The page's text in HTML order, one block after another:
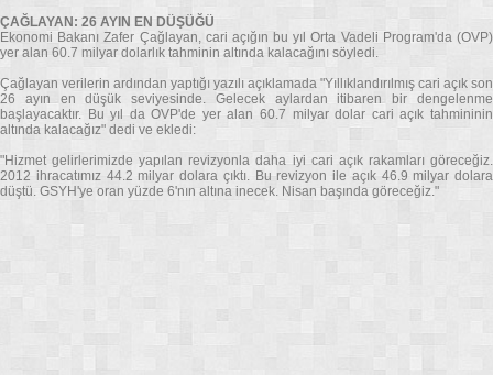
ÇAĞLAYAN: 26 AYIN EN DÜŞÜĞÜ
Ekonomi Bakanı Zafer Çağlayan, cari açığın bu yıl Orta Vadeli Program'da (OVP)
yer alan 60.7 milyar dolarlık tahminin altında kalacağını söyledi.
Çağlayan verilerin ardından yaptığı yazılı açıklamada "Yıllıklandırılmış cari açık son
26 ayın en düşük seviyesinde. Gelecek aylardan itibaren bir dengelenme
başlayacaktır. Bu yıl da OVP'de yer alan 60.7 milyar dolar cari açık tahmininin
altında kalacağız" dedi ve ekledi:
"Hizmet gelirlerimizde yapılan revizyonla daha iyi cari açık rakamları göreceğiz.
2012 ihracatımız 44.2 milyar dolara çıktı. Bu revizyon ile açık 46.9 milyar dolara
düştü. GSYH'ye oran yüzde 6'nın altına inecek. Nisan başında göreceğiz."